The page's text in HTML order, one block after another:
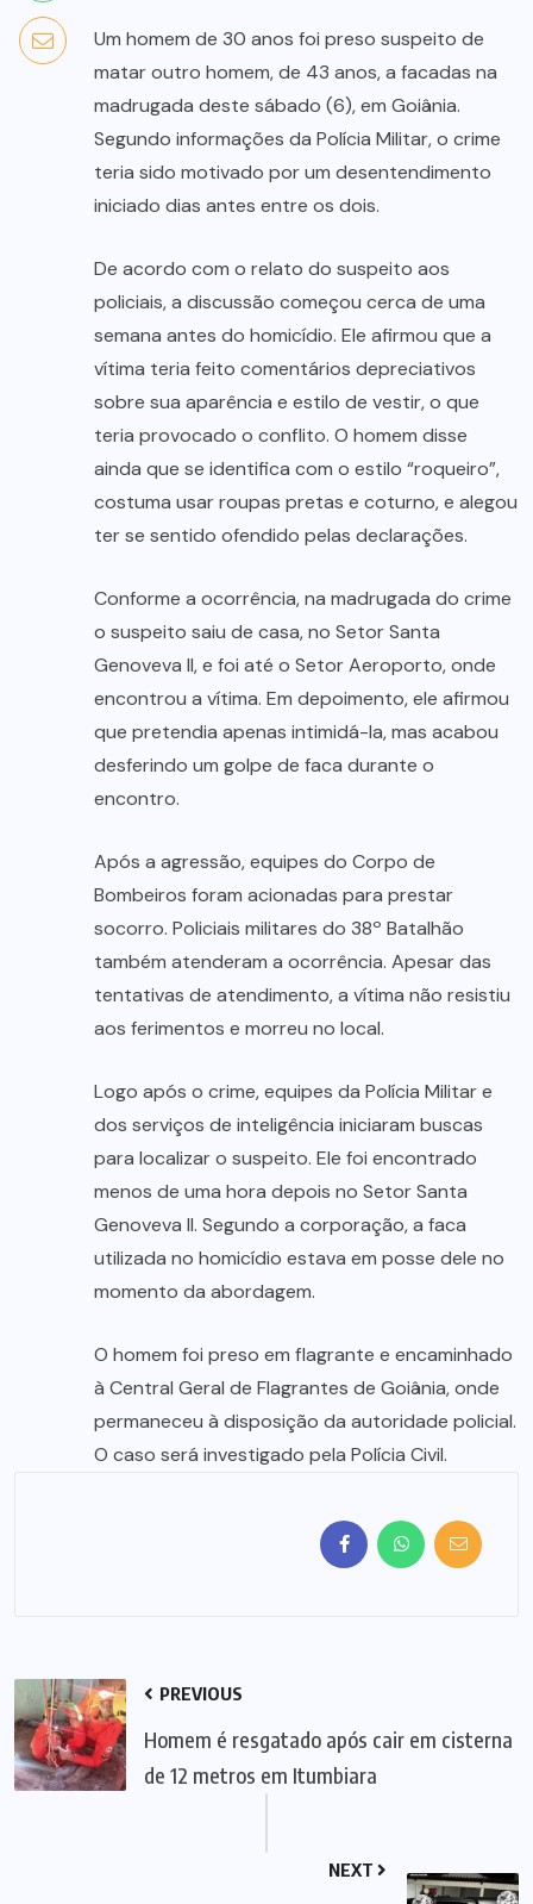
Um homem de 30 anos foi preso suspeito de
matar outro homem, de 43 anos, a facadas na
madrugada deste sábado (6), em Goiânia.
Segundo informações da Polícia Militar, o crime
teria sido motivado por um desentendimento
iniciado dias antes entre os dois.
De acordo com o relato do suspeito aos
policiais, a discussão começou cerca de uma
semana antes do homicídio. Ele afirmou que a
vítima teria feito comentários depreciativos
sobre sua aparência e estilo de vestir, o que
teria provocado o conflito. O homem disse
ainda que se identifica com o estilo “roqueiro”,
costuma usar roupas pretas e coturno, e alegou
ter se sentido ofendido pelas declarações.
Conforme a ocorrência, na madrugada do crime
o suspeito saiu de casa, no Setor Santa
Genoveva II, e foi até o Setor Aeroporto, onde
encontrou a vítima. Em depoimento, ele afirmou
que pretendia apenas intimidá-la, mas acabou
desferindo um golpe de faca durante o
encontro.
Após a agressão, equipes do Corpo de
Bombeiros foram acionadas para prestar
socorro. Policiais militares do 38º Batalhão
também atenderam a ocorrência. Apesar das
tentativas de atendimento, a vítima não resistiu
aos ferimentos e morreu no local.
Logo após o crime, equipes da Polícia Militar e
dos serviços de inteligência iniciaram buscas
para localizar o suspeito. Ele foi encontrado
menos de uma hora depois no Setor Santa
Genoveva II. Segundo a corporação, a faca
utilizada no homicídio estava em posse dele no
momento da abordagem.
O homem foi preso em flagrante e encaminhado
à Central Geral de Flagrantes de Goiânia, onde
permaneceu à disposição da autoridade policial.
O caso será investigado pela Polícia Civil.
PREVIOUS
Homem é resgatado após cair em cisterna
de 12 metros em Itumbiara
NEXT